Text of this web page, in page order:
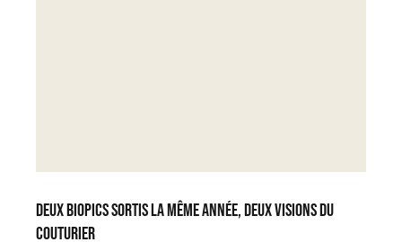
Deux biopics sortis la même année, deux visions du
couturier